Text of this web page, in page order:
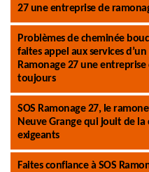
27 une entreprise de
Problèmes de cheminée
faites appel aux services
Ramonage 27 une
toujours
SOS Ramonage 27, le
Neuve Grange qui jouit de
exigeants
Faites confiance à SOS